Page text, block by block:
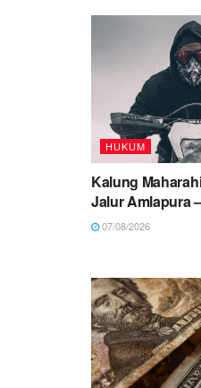
HUKUM
Kalung
Jalur Amlapura
07/08/2026